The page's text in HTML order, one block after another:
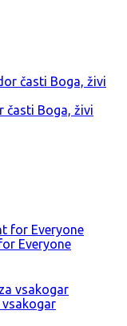
časti Boga, živi
Everyone
vsakogar